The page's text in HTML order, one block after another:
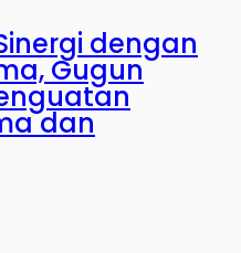
dengan
Gugun
dan